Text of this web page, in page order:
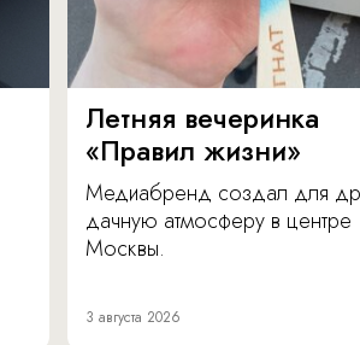
Летняя вечеринка
«Правил жизни»
Медиабренд создал для
дачную атмосферу в центре
Москвы.
3 августа 2026